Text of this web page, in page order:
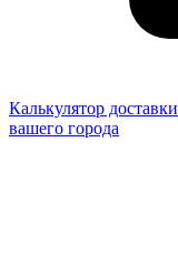
Калькулятор доставки
вашего города